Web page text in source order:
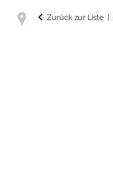
Zurück zur Liste